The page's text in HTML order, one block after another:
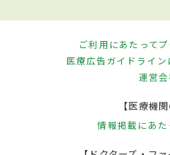
存率は90％以上と良
い」と思ったら婦人科
要となる。なお、検診
査」という場合、子宮
指すこともあるため、
ご利用にあたって
医療広告ガイドライン
運営
【医療機関
情報掲載にあた